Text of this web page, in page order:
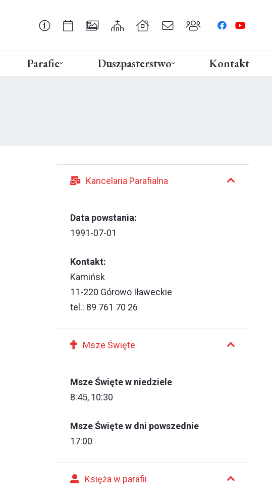
Parafie Duszpasterstwo Kontakt
Kancelaria Parafialna
Data powstania:
1991-07-01
Kontakt:
Kamińsk
11-220 Górowo Iławeckie
tel.: 89 761 70 26
Msze Święte
Msze Święte w niedziele
8:45, 10:30
Msze Święte w dni powszednie
17:00
Księża w parafii